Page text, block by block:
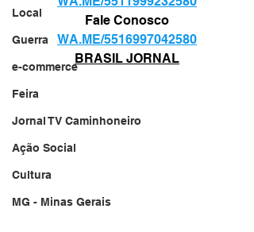
Local
Guerra
e-commerce
Feira
Jornal TV Caminhoneiro
Ação Social
Cultura
MG - Minas Gerais
Fale Conosco
WA.ME/5516997042580
BRASIL JORNAL